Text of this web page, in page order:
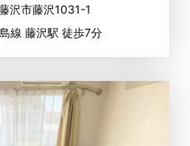
沢市藤沢1031-1
線 藤沢駅 徒歩7分